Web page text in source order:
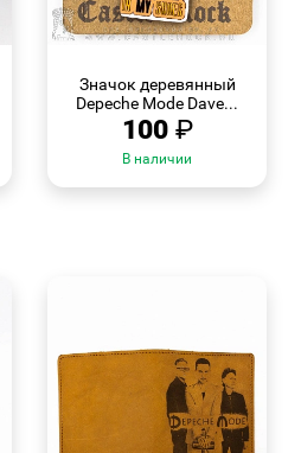
Значок деревянный
Depeche Mode Dave...
100 ₽
В наличии